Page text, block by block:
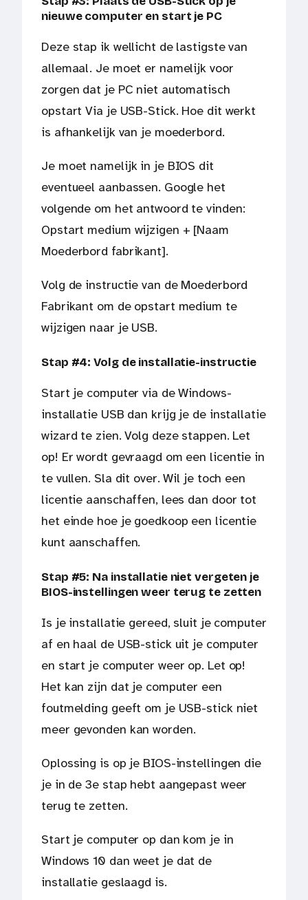
nieuwe computer en start je PC
Deze stap ik wellicht de lastigste van
allemaal. Je moet er namelijk voor
zorgen dat je PC niet automatisch
opstart Via je USB-Stick. Hoe dit werkt
is afhankelijk van je moederbord.
Je moet namelijk in je BIOS dit
eventueel aanbassen. Google het
volgende om het antwoord te vinden:
Opstart medium wijzigen + [Naam
Moederbord fabrikant].
Volg de instructie van de Moederbord
Fabrikant om de opstart medium te
wijzigen naar je USB.
Stap #4: Volg de installatie-instructie
Start je computer via de Windows-
installatie USB dan krijg je de installatie
wizard te zien. Volg deze stappen. Let
op! Er wordt gevraagd om een licentie in
te vullen. Sla dit over. Wil je toch een
licentie aanschaffen, lees dan door tot
het einde hoe je goedkoop een licentie
kunt aanschaffen.
Stap #5: Na installatie niet vergeten je
BIOS-instellingen weer terug te zetten
Is je installatie gereed, sluit je computer
af en haal de USB-stick uit je computer
en start je computer weer op. Let op!
Het kan zijn dat je computer een
foutmelding geeft om je USB-stick niet
meer gevonden kan worden.
Oplossing is op je BIOS-instellingen die
je in de 3e stap hebt aangepast weer
terug te zetten.
Start je computer op dan kom je in
Windows 10 dan weet je dat de
installatie geslaagd is.